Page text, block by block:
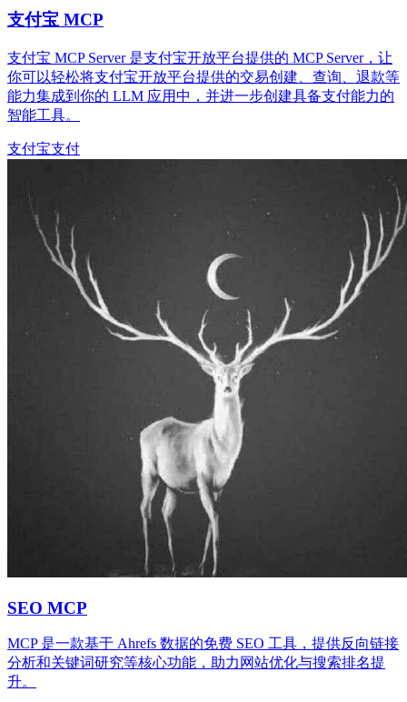
支付宝 MCP
支付宝 MCP Server 是支付宝开放平台提供的 MCP Server，让
你可以轻松将支付宝开放平台提供的交易创建、查询、退款等
能力集成到你的 LLM 应用中，并进一步创建具备支付能力的
智能工具。
支付宝支付
SEO MCP
MCP 是一款基于 Ahrefs 数据的免费 SEO 工具，提供反向链接
分析和关键词研究等核心功能，助力网站优化与搜索排名提
升。